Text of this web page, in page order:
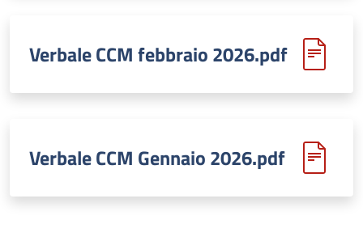
Verbale CCM febbraio 2026.pdf
Verbale CCM Gennaio 2026.pdf